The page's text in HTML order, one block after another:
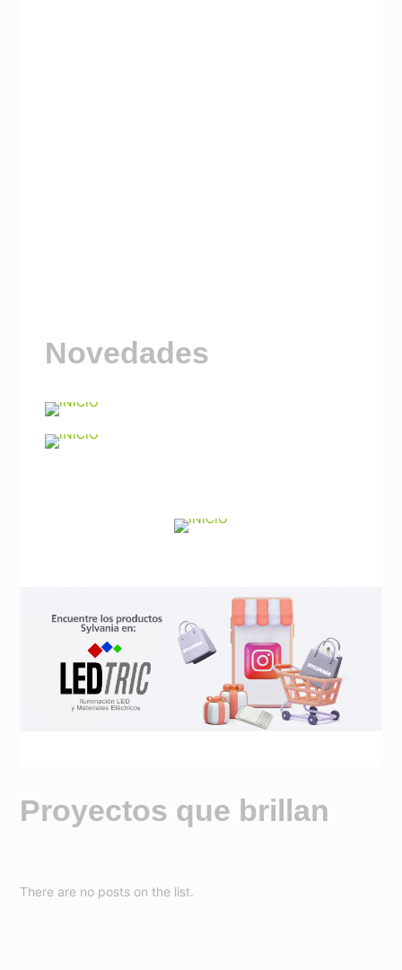
Novedades
Visitá nuestro Canal
Noticias
Proyectos que brillan
There are no posts on the list.